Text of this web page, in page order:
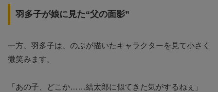
羽多子が娘に見た“父の面影”
一方、羽多子は、のぶが描いたキャラクターを見て小さく
微笑みます。
「あの子、どこか……結太郎に似てきた気がするねぇ」